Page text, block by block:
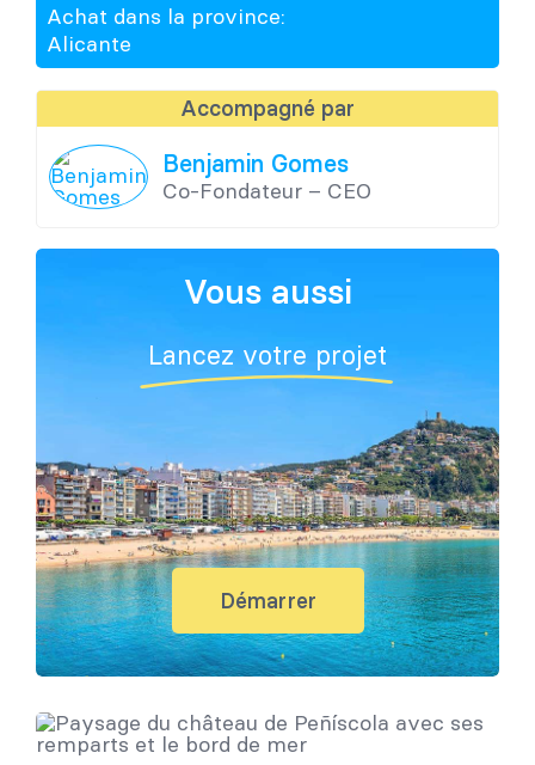
Achat dans la province:
Alicante
Accompagné par
Benjamin Gomes
Co-Fondateur – CEO
Vous aussi
Lancez votre projet
Démarrer